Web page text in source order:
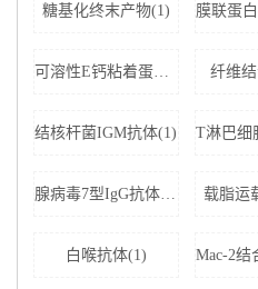
糖基化终末产物(1)
可溶性E钙粘着蛋白;可溶性上皮性钙黏附蛋白(1) 纤维
结核杆菌IGM抗体(1)
腺病毒7型IgG抗体(1) 载脂运
白喉抗体(1)